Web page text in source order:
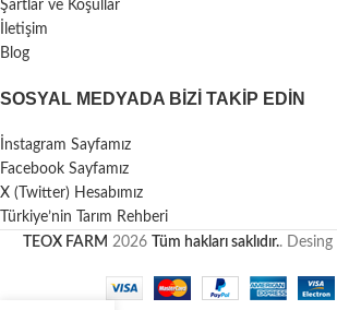
Şartlar ve Koşullar
İletişim
Blog
SOSYAL MEDYADA BIZI TAKIP EDIN
İnstagram Sayfamız
Facebook Sayfamız
X (Twitter) Hesabımız
Türkiye’nin Tarım Rehberi
TEOX FARM 2026 Tüm hakları saklıdır.. Desing